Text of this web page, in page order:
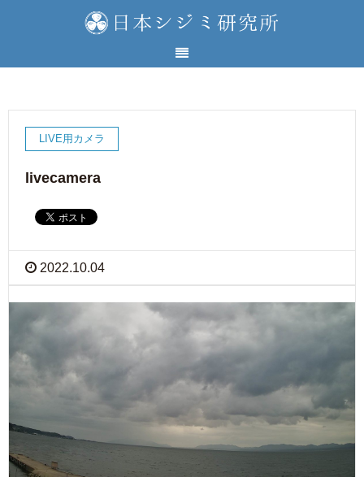
LIVE用カメラ
livecamera
2022.10.04